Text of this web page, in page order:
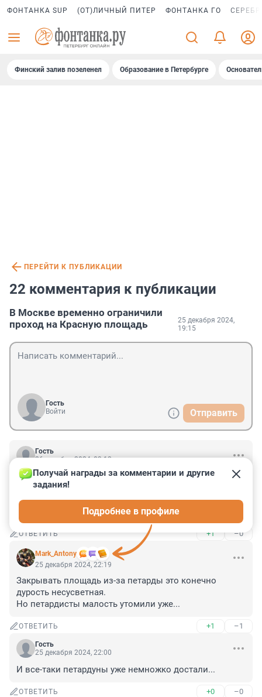
ФОНТАНКА SUP (ОТ)ЛИЧНЫЙ ПИТЕР ФОНТАНКА ГО
Финский залив позеленел Образование в Петербурге
ПЕРЕЙТИ К ПУБЛИКАЦИИ
22 комментария к публикации
В Москве временно ограничили
проход на Красную площадь
25 декабря 2024,
19:15
Гость
Войти
Отправить
Гость
26 декабря 2024, 03:12
Странно - вроде бы дедушка сейчас в Игоре, а
петарды запретили на Красной площади. Тот ли
дедушка сейчас в Игоре? Или так пекутся о
базльзамическом Владлене?
ОТВЕТИТЬ +1 –0
Mark_Antony
Получай награды за комментарии и другие
задания!
Подробнее в профиле
25 декабря 2024, 22:19
Закрывать площадь из-за петарды это конечно
дурость несусветная.
Но петардисты малость утомили уже...
ОТВЕТИТЬ +1 –1
Гость
25 декабря 2024, 22:00
И все-таки петардуны уже немножко достали...
ОТВЕТИТЬ +0 –0